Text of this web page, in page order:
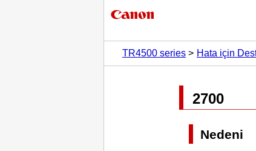
TR4500 series
Hata için
2700
Nedeni